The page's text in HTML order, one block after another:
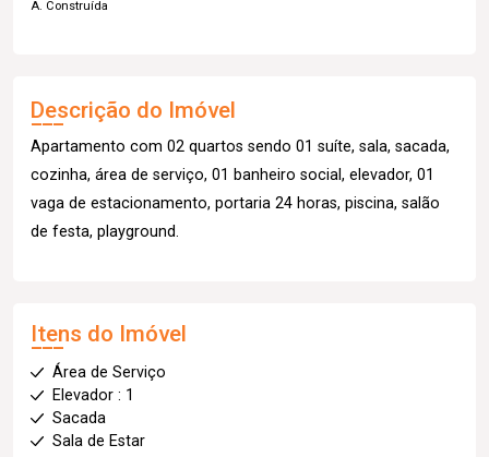
A. Construída
Descrição do Imóvel
Apartamento com 02 quartos sendo 01 suíte, sala, sacada,
cozinha, área de serviço, 01 banheiro social, elevador, 01
vaga de estacionamento, portaria 24 horas, piscina, salão
de festa, playground.
Itens do Imóvel
Área de Serviço
Elevador : 1
Sacada
Sala de Estar